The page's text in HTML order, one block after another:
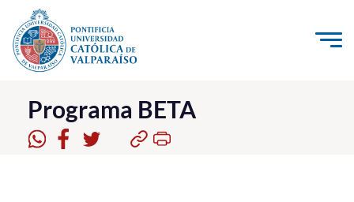
Click acá para ir directamente al contenido
La Universidad
Investigación, Creación e Innovación
Programa BETA